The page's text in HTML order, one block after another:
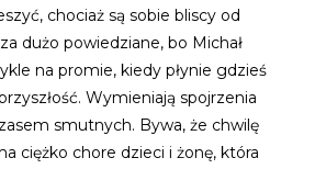
chociaż są sobie bliscy od
dużo powiedziane, bo Michał
na promie, kiedy płynie gdzieś
Wymieniają spojrzenia
smutnych. Bywa, że chwilę
ciężko chore dzieci i żonę, która